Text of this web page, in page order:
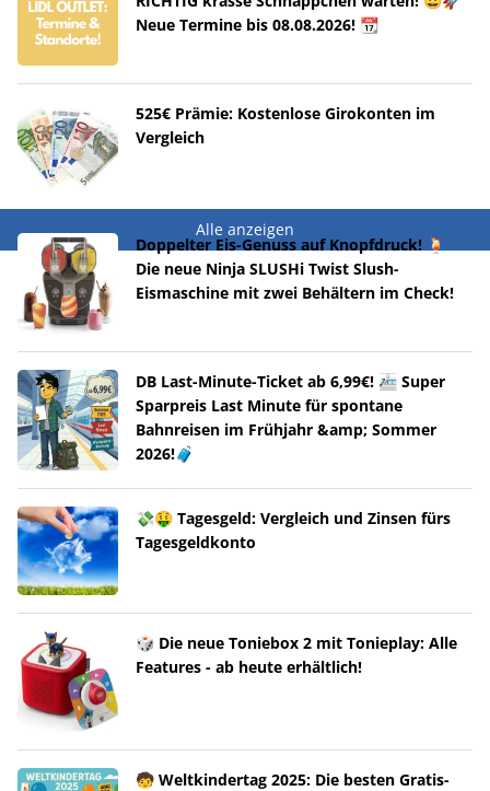
Neue Termine bis 08.08.2026! 📆
525€ Prämie: Kostenlose Girokonten im
Vergleich
Alle anzeigen
Doppelter Eis-Genuss auf Knopfdruck! 🍹
Die neue Ninja SLUSHi Twist Slush-
Eismaschine mit zwei Behältern im Check!
DB Last-Minute-Ticket ab 6,99€! 🚈 Super
Sparpreis Last Minute für spontane
Bahnreisen im Frühjahr &amp; Sommer
2026!🧳
💸🤑 Tagesgeld: Vergleich und Zinsen fürs
Tagesgeldkonto
🎲 Die neue Toniebox 2 mit Tonieplay: Alle
Features - ab heute erhältlich!
🧒 Weltkindertag 2025: Die besten Gratis-